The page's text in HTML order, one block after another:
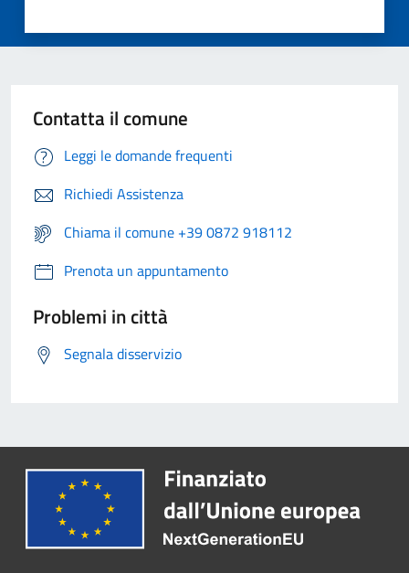
Contatta il comune
Leggi le domande frequenti
Richiedi Assistenza
Chiama il comune +39 0872 918112
Prenota un appuntamento
Problemi in città
Segnala disservizio